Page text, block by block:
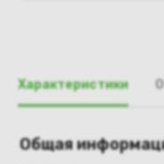
Характеристики
Общая